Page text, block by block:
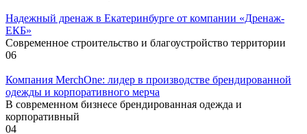
Надежный дренаж в Екатеринбурге от компании «Дренаж-
ЕКБ»
Современное строительство и благоустройство территории
06
Компания MerchOne: лидер в производстве брендированной
одежды и корпоративного мерча
В современном бизнесе брендированная одежда и
корпоративный
04